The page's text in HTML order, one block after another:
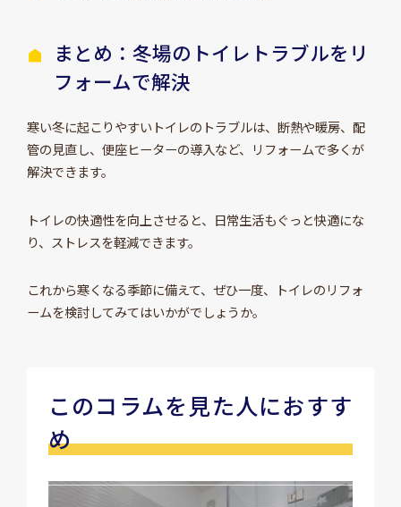
まとめ：冬場のトイレトラブルをリ
フォームで解決
寒い冬に起こりやすいトイレのトラブルは、断熱や暖房、配
管の見直し、便座ヒーターの導入など、リフォームで多くが
解決できます。
トイレの快適性を向上させると、日常生活もぐっと快適にな
り、ストレスを軽減できます。
これから寒くなる季節に備えて、ぜひ一度、トイレのリフォ
ームを検討してみてはいかがでしょうか。
このコラムを見た人におすす
め